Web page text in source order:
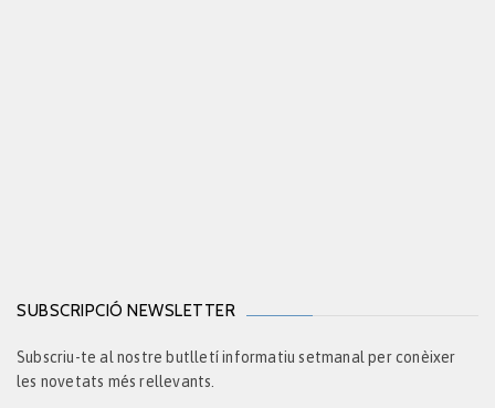
SUBSCRIPCIÓ NEWSLETTER
Subscriu-te al nostre butlletí informatiu setmanal per conèixer
les novetats més rellevants.